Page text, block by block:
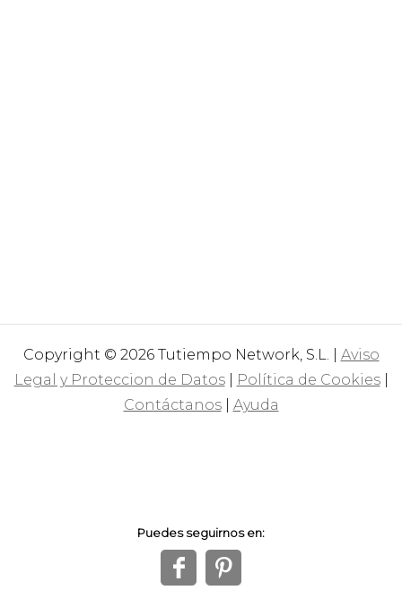
Copyright © 2026 Tutiempo Network, S.L. | Aviso
Legal y Proteccion de Datos| Política de Cookies|
Contáctanos| Ayuda
Puedes seguirnos en:
f 1